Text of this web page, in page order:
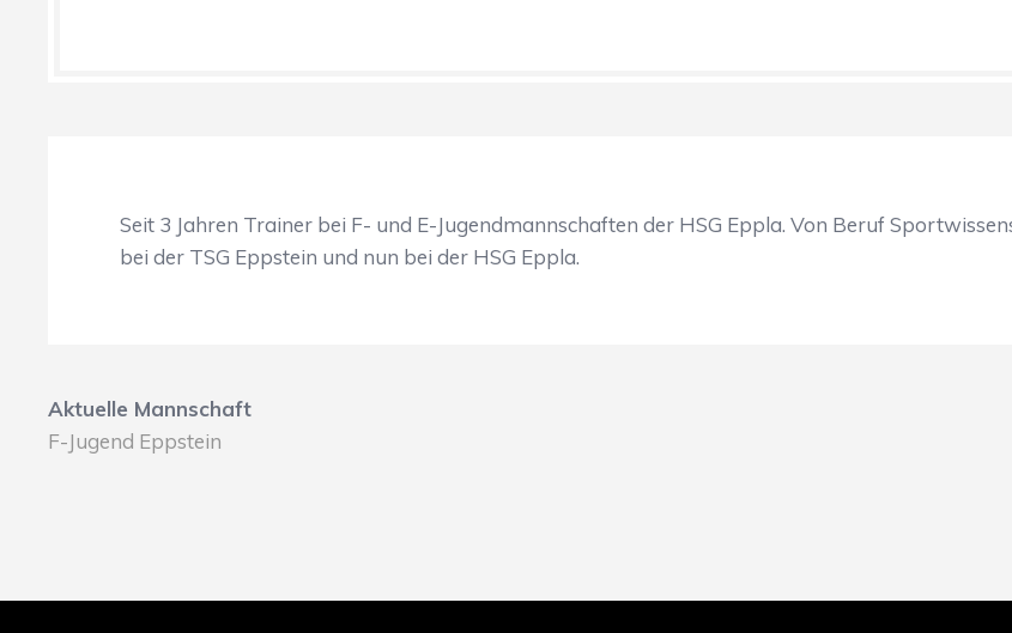
Seit 3 Jahren Trainer bei F- und E-Jugendmannschaften der HSG Eppla. Von Beruf
bei der TSG Eppstein und nun bei der HSG Eppla.
Aktuelle Mannschaft
F-Jugend Eppstein